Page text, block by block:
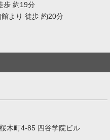
歩 約19分
より 徒歩 約20分
木町4-85 四谷学院ビル